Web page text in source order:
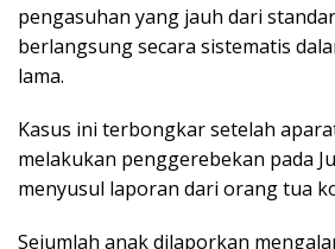
pengasuhan yang jauh dari
berlangsung secara sistematis
lama.
Kasus ini terbongkar setelah
melakukan penggerebekan pada
menyusul laporan dari orang tua
Sejumlah anak dilaporkan